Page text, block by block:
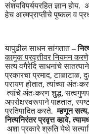
संशयविपर्ययरहित ज्ञान होय.
हेच आत्मप्राप्तीचे पुष्कल व
यापुढील साधन सांगतात –
कामुकप्रवृत्तीवर नियमन
सत्य वगैरेदि साधनांचे
प्रकारचा प्रमाद, टाळाटाळ,
परायण होतात, त्यांच्या
त्यांचे अंतःकरण शुद्ध,
अपरोक्षस्वरूपाने पाहतात,
प्रतिपादित करते.म्हणून
नित्यनिरंतरप्रवृत्तव्हावे,
अशा प्रकारे श्रुति येथे